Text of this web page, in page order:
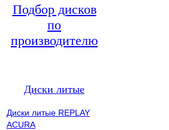
Подбор дисков
по
производителю
Диски литые
Диски литые REPLAY
ACURA